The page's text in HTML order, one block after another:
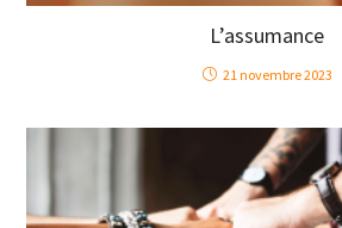
L’assumance
21 novembre 2023